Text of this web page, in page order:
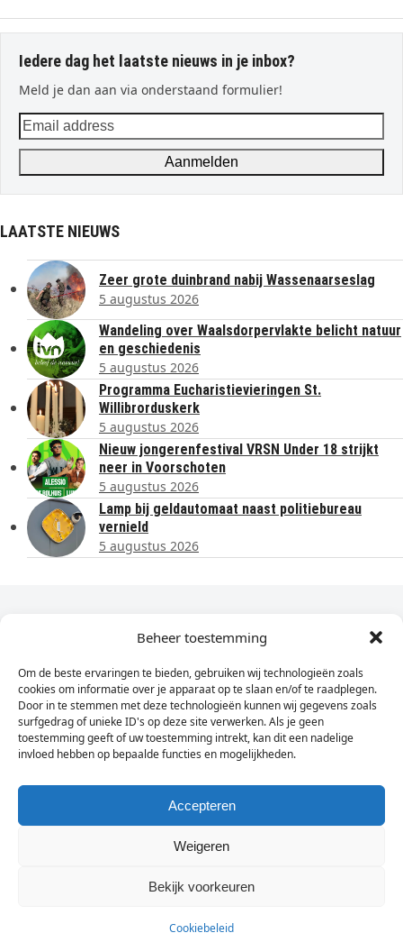
Beheer toestemming
Om de beste ervaringen te bieden, gebruiken wij technologieën zoals
cookies om informatie over je apparaat op te slaan en/of te raadplegen.
Door in te stemmen met deze technologieën kunnen wij gegevens zoals
surfgedrag of unieke ID's op deze site verwerken. Als je geen
toestemming geeft of uw toestemming intrekt, kan dit een nadelige
invloed hebben op bepaalde functies en mogelijkheden.
Accepteren
Weigeren
Bekijk voorkeuren
Cookiebeleid
Iedere dag het laatste nieuws in je inbox?
Meld je dan aan via onderstaand formulier!
Email
address
Aanmelden
LAATSTE NIEUWS
Zeer grote duinbrand nabij Wassenaarseslag
5 augustus 2026
Wandeling over Waalsdorpervlakte belicht natuur
en geschiedenis
5 augustus 2026
Programma Eucharistievieringen St.
Willibrorduskerk
5 augustus 2026
Nieuw jongerenfestival VRSN Under 18 strijkt
neer in Voorschoten
5 augustus 2026
Lamp bij geldautomaat naast politiebureau
vernield
5 augustus 2026
Dagelijks het laatste nieuws in je e-mail?
Vul
hier
je
e-
mailadres
in
Sign Up